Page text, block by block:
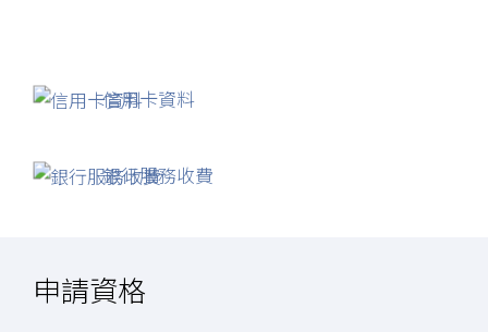
信用卡資料
銀行服務收費
申請資格